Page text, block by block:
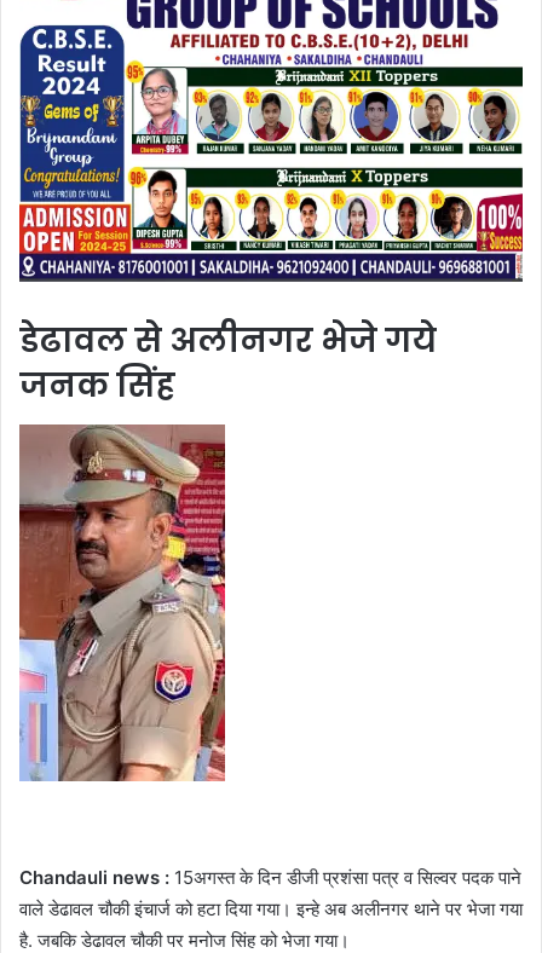
डेढावल से अलीनगर भेजे गये
जनक सिंह
Chandauli news : 15अगस्त के दिन डीजी प्रशंसा पत्र व सिल्वर पदक पाने
वाले डेढावल चौकी इंचार्ज को हटा दिया गया। इन्हे अब अलीनगर थाने पर भेजा गया
है. जबकि डेढावल चौकी पर मनोज सिंह को भेजा गया।